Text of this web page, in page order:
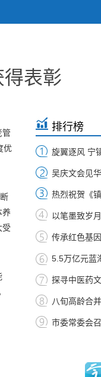
表彰
管
优
养
受
排行榜
旋翼逐风 宁
吴庆文会见
热烈祝贺《
以笔墨致岁
传承红色基
5.5万亿元蓝
探寻中医药
八旬高龄合
市委常委会